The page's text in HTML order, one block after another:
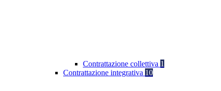
Contrattazione collettiva 1
Contrattazione integrativa 10